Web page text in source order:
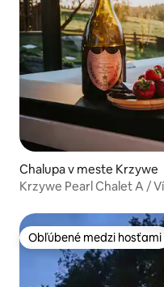
Chalupa v meste Krzywe
Krzywe Pearl Chalet A /
Obľúbené medzi hosťami
Obľúbené medzi hosťami